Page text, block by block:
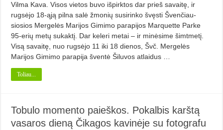
Vilma Kava. Visos vietos buvo išpirktos dar prieš savaitę, ir
rugsėjo 18-ąją pilna sa­lė žmonių susirinko švęsti Šven­čiau­
siosios Mergelės Marijos Gimi­mo pa­rapijos Marquette Parke
95-erių metų sukaktį. Dar keleri metai – ir mi­nėsime šimtmetį.
Visą savaitę, nuo rugsėjo 11 iki 18 dienos, Švč. Mergelės
Marijos Gimi­mo parapija šventė Šiluvos atlaidus …
Toliau...
Tobulo momento paieškos. Pokalbis karštą
vasaros dieną Čikagos kavinėje su fotografu